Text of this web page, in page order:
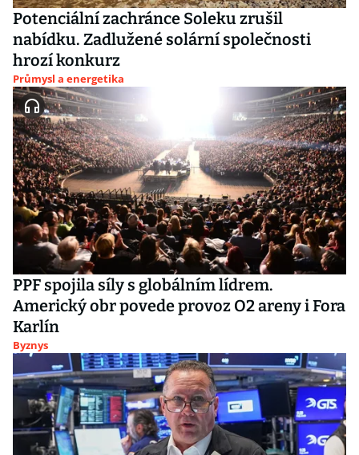
Potenciální zachránce Soleku zrušil
nabídku. Zadlužené solární společnosti
hrozí konkurz
Průmysl a energetika
PPF spojila síly s globálním lídrem.
Americký obr povede provoz O2 areny i Fora
Karlín
Byznys